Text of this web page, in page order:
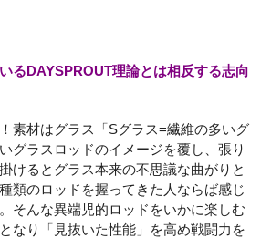
るDAYSPROUT理論とは相反する志向
素材はグラス「Sグラス=繊維の多いグ
グラスロッドのイメージを覆し、張り
けるとグラス本来の不思議な曲がりと
類のロッドを握ってきた人ならば感じ
そんな異端児的ロッドをいかに楽しむ
なり「見抜いた性能」を高め戦闘力を